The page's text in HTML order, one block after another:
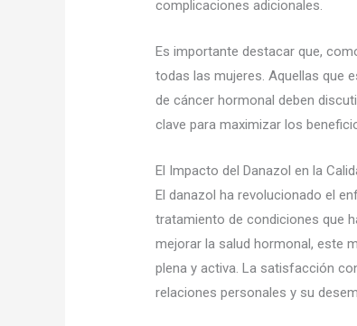
complicaciones adicionales.
Es importante destacar que,
todas las mujeres. Aquellas que
de cáncer hormonal deben
clave para maximizar los
El Impacto del Danazol en la
El danazol ha revolucionado el
tratamiento de condiciones que
mejorar la salud hormonal, este
plena y activa. La satisfacción
relaciones personales y su